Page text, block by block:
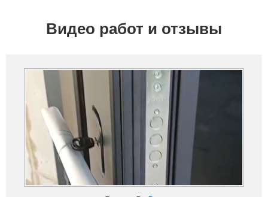
Видео работ и отзывы